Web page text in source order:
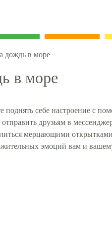
дождь в море
в море
себе настроение с
друзьям в
мерцающими
эмоций вам и